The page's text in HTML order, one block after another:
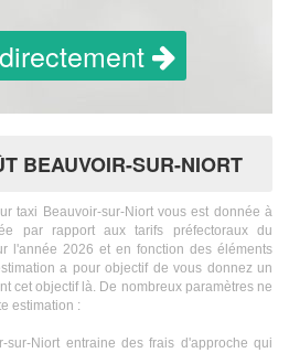
BEAUVOIR-SUR-NIORT
taxi Beauvoir-sur-Niort vous est donnée à
par rapport aux tarifs préfectoraux du
l'année 2026 et en fonction des éléments
a pour objectif de vous donnez un
cet objectif là. De nombreux paramètres ne
estimation :
sur-Niort entraine des frais d'approche qui